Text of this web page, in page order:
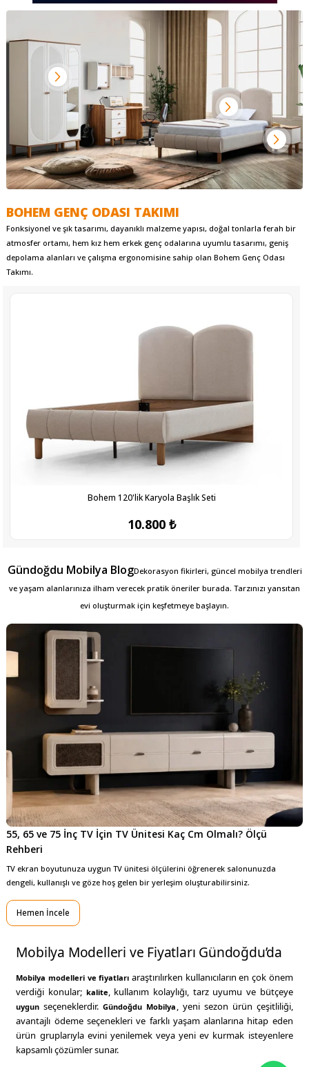
BOHEM GENÇ ODASI TAKIMI
Fonksiyonel ve şık tasarımı, dayanıklı malzeme yapısı, doğal tonlarla ferah bir
atmosfer ortamı, hem kız hem erkek genç odalarına uyumlu tasarımı, geniş
depolama alanları ve çalışma ergonomisine sahip olan Bohem Genç Odası
Takımı.
Bohem 120'lik Karyola Başlık Seti
10.800 ₺
Gündoğdu Mobilya BlogDekorasyon fikirleri, güncel mobilya trendleri
ve yaşam alanlarınıza ilham verecek pratik öneriler burada. Tarzınızı yansıtan
evi oluşturmak için keşfetmeye başlayın.
55, 65 ve 75 İnç TV İçin TV Ünitesi Kaç Cm Olmalı? Ölçü
Rehberi
TV ekran boyutunuza uygun TV ünitesi ölçülerini öğrenerek salonunuzda
dengeli, kullanışlı ve göze hoş gelen bir yerleşim oluşturabilirsiniz.
Hemen İncele
Mobilya Modelleri ve Fiyatları Gündoğdu’da
Mobilya modelleri ve fiyatları araştırılırken kullanıcıların en çok önem
verdiği konular; kalite, kullanım kolaylığı, tarz uyumu ve bütçeye
uygun seçeneklerdir.Gündoğdu Mobilya , yeni sezon ürün çeşitliliği,
avantajlı ödeme seçenekleri ve farklı yaşam alanlarına hitap eden
ürün gruplarıyla evini yenilemek veya yeni ev kurmak isteyenlere
kapsamlı çözümler sunar.